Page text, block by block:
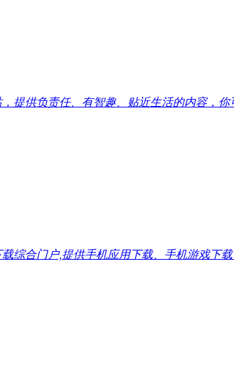
提供负责任、有智趣、贴近生活的内容，
综合门户,提供手机应用下载、手机游戏